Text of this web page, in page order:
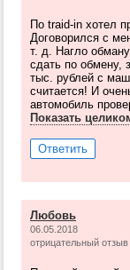
По traid-in хотел
Договорился с
т. д. Нагло
сдать по обмену,
тыс. рублей с
считается! И
автомобиль
Показать
Ответить
Любовь
06.05.2018
отрицательный отзыв